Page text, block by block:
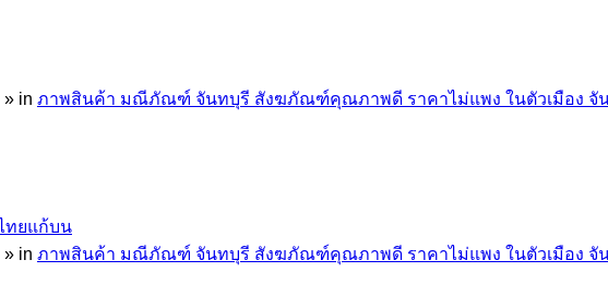
» in ภาพสินค้า มณีภัณฑ์ จันทบุรี สังฆภัณฑ์คุณภาพดี ราคาไม่แพง ในตัวเมือง จั
ทยแก้บน
» in ภาพสินค้า มณีภัณฑ์ จันทบุรี สังฆภัณฑ์คุณภาพดี ราคาไม่แพง ในตัวเมือง จั